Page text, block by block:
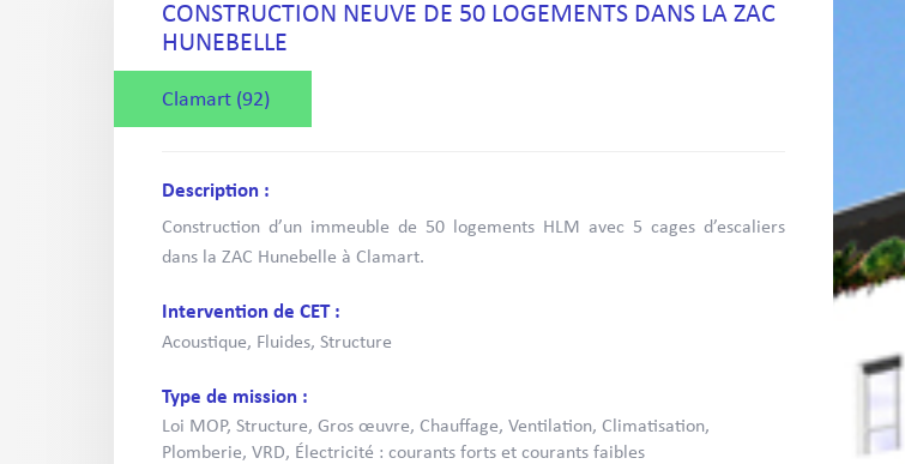
CONSTRUCTION NEUVE DE 50 LOGEMENTS DANS LA ZAC
HUNEBELLE
Clamart (92)
Description :
Construction d’un immeuble de 50 logements HLM avec 5 cages d’escaliers
dans la ZAC Hunebelle à Clamart.
Intervention de CET :
Acoustique, Fluides, Structure
Type de mission :
Loi MOP, Structure, Gros œuvre, Chauffage, Ventilation, Climatisation,
Plomberie, VRD, Électricité : courants forts et courants faibles